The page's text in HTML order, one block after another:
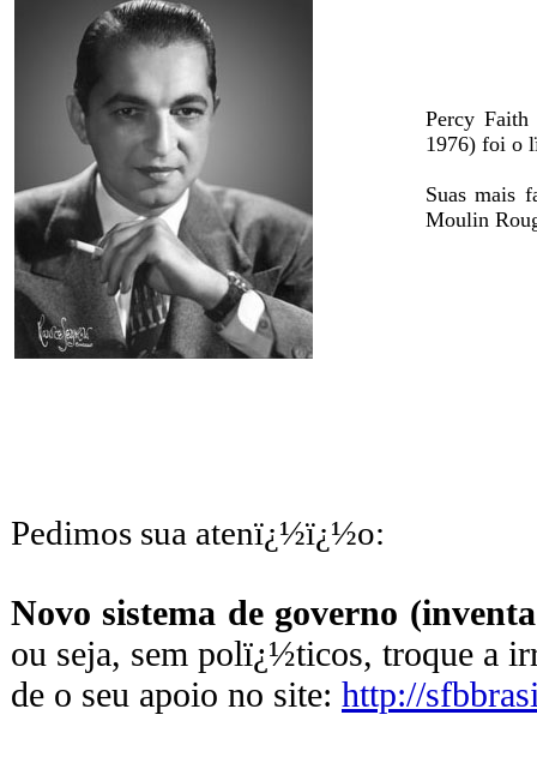
Percy
1976) foi o
Suas mais
Moulin
Pedimos sua atenï¿½ï¿½o:
Novo sistema de governo
ou seja, sem polï¿½ticos, troque a
de o seu apoio no site: http://